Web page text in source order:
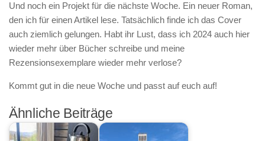
Und noch ein Projekt für die nächste Woche. Ein neuer Roman,
den ich für einen Artikel lese. Tatsächlich finde ich das Cover
auch ziemlich gelungen. Habt ihr Lust, dass ich 2024 auch hier
wieder mehr über Bücher schreibe und meine
Rezensionsexemplare wieder mehr verlose?
Kommt gut in die neue Woche und passt auf euch auf!
Ähnliche Beiträge